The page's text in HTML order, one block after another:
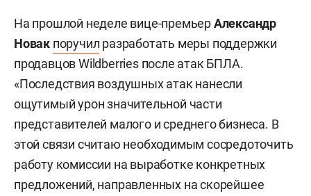
На прошлой неделе вице-премьерАлександр
Новак поручил разработать меры поддержки
продавцов Wildberries после атак БПЛА.
«Последствия воздушных атак нанесли
ощутимый урон значительной части
представителей малого и среднего бизнеса. В
этой связи считаю необходимым сосредоточить
работу комиссии на выработке конкретных
предложений, направленных на скорейшее